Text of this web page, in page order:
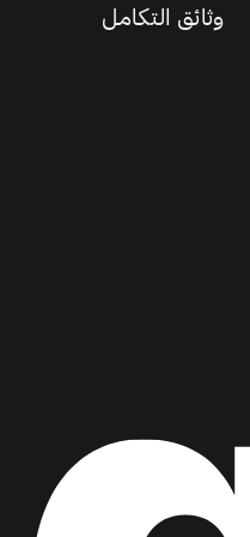
وثائق التكامل